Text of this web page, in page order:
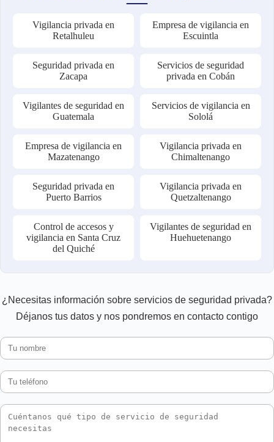
Vigilancia privada en
Retalhuleu
Empresa de vigilancia en
Escuintla
Seguridad privada en
Zacapa
Servicios de seguridad
privada en Cobán
Vigilantes de seguridad en
Guatemala
Servicios de vigilancia en
Sololá
Empresa de vigilancia en
Mazatenango
Vigilancia privada en
Chimaltenango
Seguridad privada en
Puerto Barrios
Vigilancia privada en
Quetzaltenango
Control de accesos y
vigilancia en Santa Cruz
del Quiché
Vigilantes de seguridad en
Huehuetenango
¿Necesitas información sobre servicios de seguridad privada?
Déjanos tus datos y nos pondremos en contacto contigo